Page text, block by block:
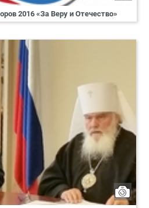
2016 «За Веру и Отечество»